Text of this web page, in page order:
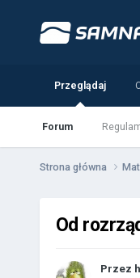
Przeglądaj
Forum
Strona główna
Od
Przez